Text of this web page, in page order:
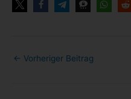
← Vorheriger Beitrag